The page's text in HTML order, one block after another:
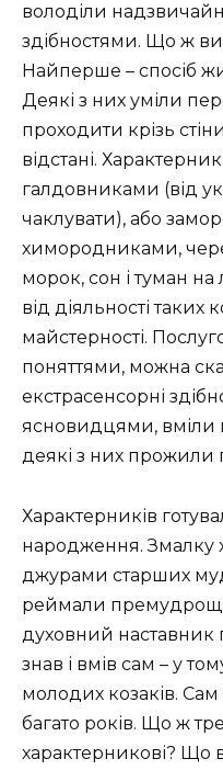
володіли
здібностями. Що ж
Найперше – спосіб
Деякі з них уміли
проходити крізь
відстані.
галдовни­ками (від
чаклувати), або
химородниками,
морок, сон і туман
від діяльності таких
майстерності.
поняттями, можна
екстрасенсорні
ясновидцями, вміли
деякі з них прожили
Характерників
народження. Змалку
джурами старших
реймали премудрощі
духовний наставник
знав і вмів сам – у
молодих козаків.
багато років. Що ж
характерникові? Що